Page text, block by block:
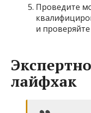
Проведите
и
лайфхак